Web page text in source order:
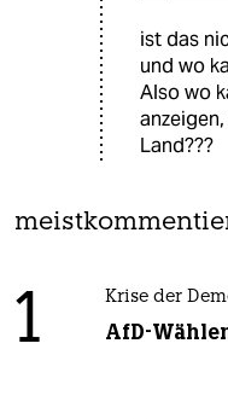
ist das
und wo
Also wo
Land???
1 Krise der
AfD-